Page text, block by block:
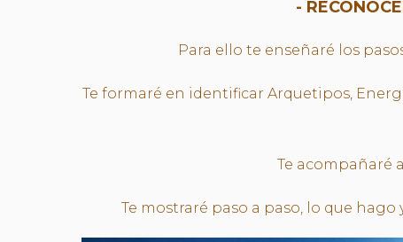
-
Para ello te enseñaré los
Te formaré en identificar Arquetipos,
Te acompañaré
Te mostraré paso a paso, lo que